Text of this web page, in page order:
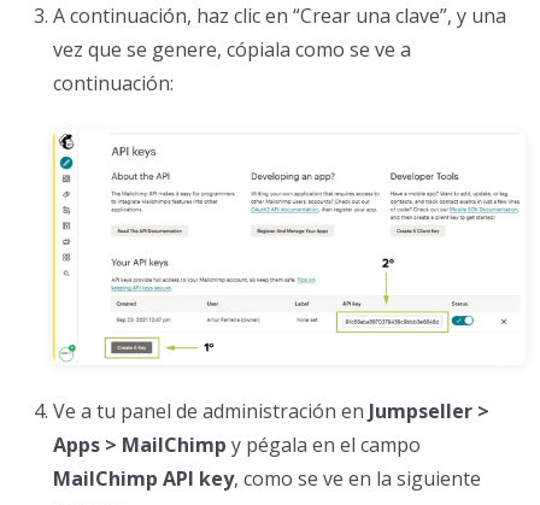
A continuación, haz clic en “Crear una clave”, y una
vez que se genere, cópiala como se ve a
continuación:
Ve a tu panel de administración en Jumpseller >
Apps > MailChimp y pégala en el campo
MailChimp API key, como se ve en la siguiente